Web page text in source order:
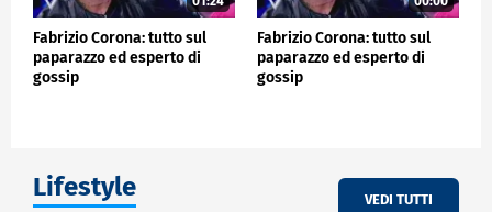
Fabrizio Corona: tutto sul
paparazzo ed esperto di
gossip
Fabrizio Corona: tutto sul
paparazzo ed esperto di
gossip
Lifestyle VEDI TUTTI